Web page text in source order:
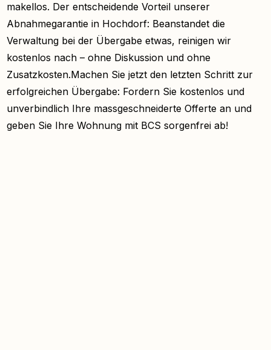
makellos. Der entscheidende Vorteil unserer
Abnahmegarantie in Hochdorf: Beanstandet die
Verwaltung bei der Übergabe etwas, reinigen wir
kostenlos nach – ohne Diskussion und ohne
Zusatzkosten.Machen Sie jetzt den letzten Schritt zur
erfolgreichen Übergabe: Fordern Sie kostenlos und
unverbindlich Ihre massgeschneiderte Offerte an und
geben Sie Ihre Wohnung mit BCS sorgenfrei ab!